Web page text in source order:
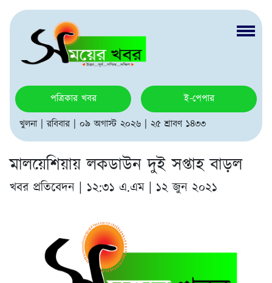
পত্রিকার খবর
ই-পেপার
খুলনা | রবিবার | ০৯ অগাস্ট ২০২৬ | ২৫ শ্রাবণ ১৪৩৩
মালয়েশিয়ায় লকডাউন দুই সপ্তাহ বাড়ল
খবর প্রতিবেদন | ১২:৩১ এ.এম | ১২ জুন ২০২১